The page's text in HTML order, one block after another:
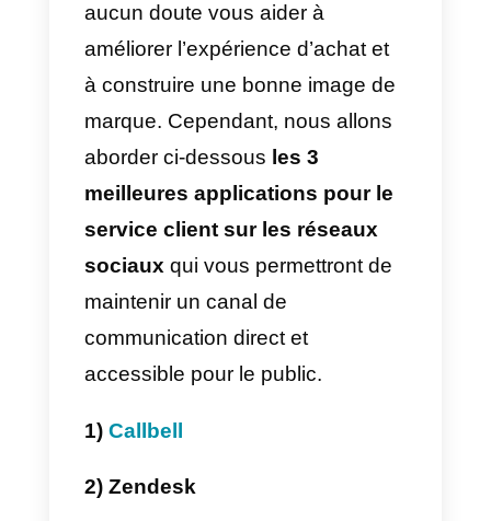
votre entreprise et augmenter la
viabilité financière de votre
activité.
Il existe toute une série de
plateformes qui peuvent sans
aucun doute vous aider à
améliorer l’expérience d’achat et
à construire une bonne image de
meilleures applications pour le